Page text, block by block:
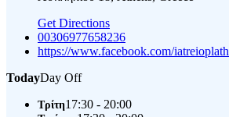
Get Directions
00306977658236
https://www.facebook.com/iatreioplath
TodayDay Off
Τρίτη17:30 - 20:00